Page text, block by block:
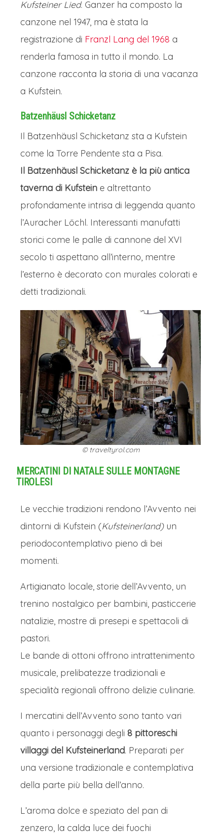
Kufsteiner Lied. Ganzer ha composto la
canzone nel 1947, ma è stata la
registrazione di Franzl Lang del 1968 a
renderla famosa in tutto il mondo. La
canzone racconta la storia di una vacanza
a Kufstein.
Batzenhäusl Schicketanz
Il Batzenhäusl Schicketanz sta a Kufstein
come la Torre Pendente sta a Pisa.
Il Batzenhäusl Schicketanz è la più antica
taverna di Kufstein e altrettanto
profondamente intrisa di leggenda quanto
l’Auracher Löchl. Interessanti manufatti
storici come le palle di cannone del XVI
secolo ti aspettano all’interno, mentre
l’esterno è decorato con murales colorati e
detti tradizionali.
© traveltyrol.com
MERCATINI DI NATALE SULLE MONTAGNE
TIROLESI
Le vecchie tradizioni rendono l’Avvento nei
dintorni di Kufstein (Kufsteinerland)un
periodocontemplativo pieno di bei
momenti.
Artigianato locale, storie dell’Avvento, un
trenino nostalgico per bambini, pasticcerie
natalizie, mostre di presepi e spettacoli di
pastori.
Le bande di ottoni offrono intrattenimento
musicale, prelibatezze tradizionali e
specialità regionali offrono delizie culinarie.
I mercatini dell’Avvento sono tanto vari
quanto i personaggi degli 8 pittoreschi
villaggi del Kufsteinerland. Preparati per
una versione tradizionale e contemplativa
della parte più bella dell’anno.
L’aroma dolce e speziato del pan di
zenzero, la calda luce dei fuochi